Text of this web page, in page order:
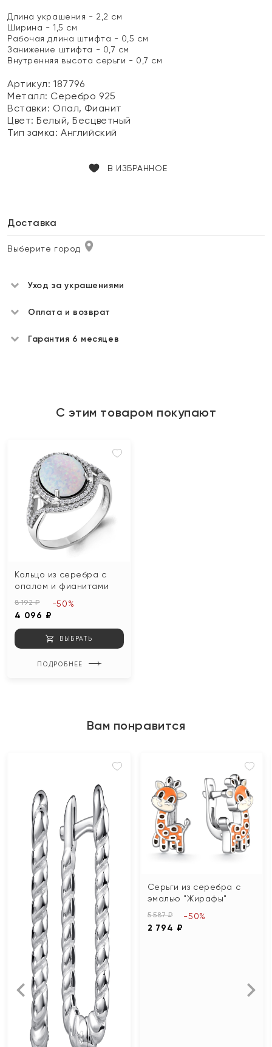
Длина украшения - 2,2 см
Ширина - 1,5 см
Рабочая длина штифта - 0,5 см
Занижение штифта - 0,7 см
Внутренняя высота серьги - 0,7 см
Артикул: 187796
Металл: Серебро 925
Вставки: Опал, Фианит
Цвет:Белый, Бесцветный
Тип замка:Английский
В ИЗБРАННОЕ
Доставка
Выберите город
Уход за украшениями
Оплата и возврат
Гарантия 6 месяцев
С этим товаром покупают
Кольцо из серебра с
опалом и фианитами
8 192 ₽
4 096 ₽
-50%
ВЫБРАТЬ
ПОДРОБНЕЕ
Вам понравится
Серьги из серебра с
эмалью "Жирафы"
5 587 ₽
2 794 ₽
-50%